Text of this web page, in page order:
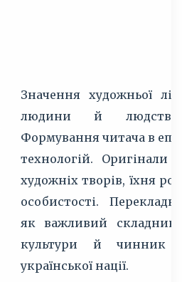
Значення художньої
людини й
Формування читача в
технологій. Оригінали
художніх творів, їхня
особистості.
як важливий складник
культури й чинник
української нації.